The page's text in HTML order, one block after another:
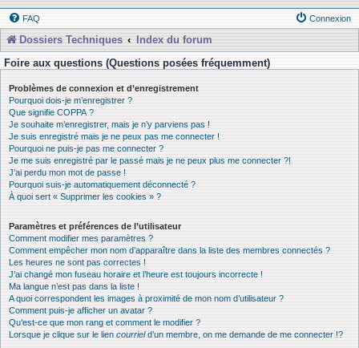
FAQ Connexion
Dossiers Techniques
Index du forum
Foire aux questions (Questions posées fréquemment)
Problèmes de connexion et d’enregistrement
Pourquoi dois-je m’enregistrer ?
Que signifie COPPA ?
Je souhaite m’enregistrer, mais je n’y parviens pas !
Je suis enregistré mais je ne peux pas me connecter !
Pourquoi ne puis-je pas me connecter ?
Je me suis enregistré par le passé mais je ne peux plus me connecter ?!
J’ai perdu mon mot de passe !
Pourquoi suis-je automatiquement déconnecté ?
À quoi sert « Supprimer les cookies » ?
Paramètres et préférences de l’utilisateur
Comment modifier mes paramètres ?
Comment empêcher mon nom d’apparaître dans la liste des membres connectés ?
Les heures ne sont pas correctes !
J’ai changé mon fuseau horaire et l’heure est toujours incorrecte !
Ma langue n’est pas dans la liste !
A quoi correspondent les images à proximité de mon nom d’utilisateur ?
Comment puis-je afficher un avatar ?
Qu’est-ce que mon rang et comment le modifier ?
Lorsque je clique sur le lien courrield’un membre, on me demande de me connecter !?